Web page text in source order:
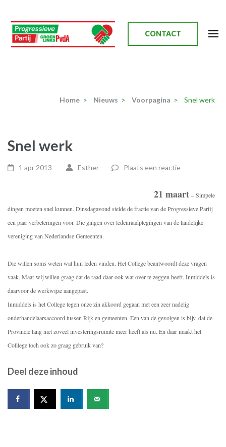
naar
inhoud
(Druk
CONTACT
Home > Nieuws > Voorpagina > Snel werk
Snel werk
1 apr 2013 Esther Plaats een reactie
21 maart – Simpele
dingen moeten snel kunnen. Dinsdagavond stelde de fractie van de Progressieve Partij
een paar verbeteringen voor. Die gingen over ledenraadplegingen van de landelijke
vereniging van Nederlandse Gemeenten.
Die willen soms weten wat hun leden vinden. Het College beantwoordt deze vragen
vaak. Maar wij willen graag dat de raad daar ook wat over te zeggen heeft. Inmiddels is
daarvoor de werkwijze aangepast.
Inmiddels is het College tegen onze zin akkoord gegaan met een zeer nadelig
onderhandelaarsaccoord tussen Rijk en gemeenten. Een van de gevolgen is bijv. dat de
Provincie lang niet zoveel investeringsruimte meer heeft als nu. En daar maakt het
Colllege toch ook zo graag gebruik van?
Deel deze inhoud